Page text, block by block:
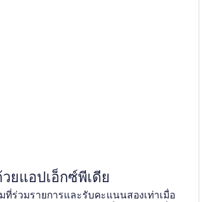
ยแอปเอ็กซ์พีเดีย
ที่ร่วมรายการและรับคะแนนสองเท่าเมื่อ